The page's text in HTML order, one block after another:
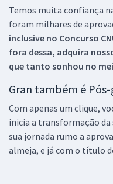
Temos muita confiança
foram milhares de
inclusive no Concurso
fora dessa, adquira
que tanto sonhou no
Gran também é
Com apenas um clique,
inicia a transformação
sua jornada rumo a
almeja, e já com o título